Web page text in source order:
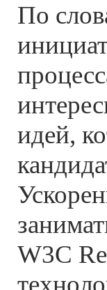
По
идей,
W3C